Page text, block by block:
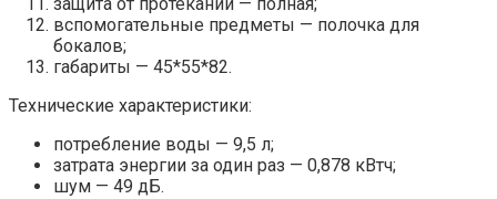
вспомогательные предметы — полочка для
бокалов;
габариты — 45*55*82.
Технические характеристики:
потребление воды — 9,5 л;
затрата энергии за один раз — 0,878 кВтч;
шум — 49 дБ.